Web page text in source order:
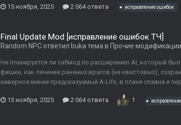
15 ноября, 2025 2 064 ответа исправление ошибок
Final Update Mod [исправление ошибок ТЧ]
Random NPC ответил buka тема в Прочие модификации
Не планируется ли сабмод по расширению AI, который
фишки, как лечение раненых врагов (не квестовых),
наверное менее предсказуемый A-Life, в плане спавна и
13 ноября, 2025 2 064 ответа 1